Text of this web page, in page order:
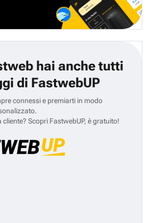
hai anche tutti
di FastwebUP
connessi e premiarti in modo
cliente? Scopri FastwebUP, è gratuito!